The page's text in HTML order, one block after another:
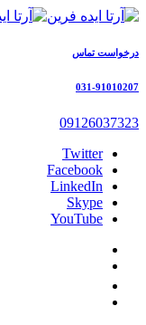
درخواست تماس
031-91010207
09126037323
Twitter
Facebook
LinkedIn
Skype
YouTube